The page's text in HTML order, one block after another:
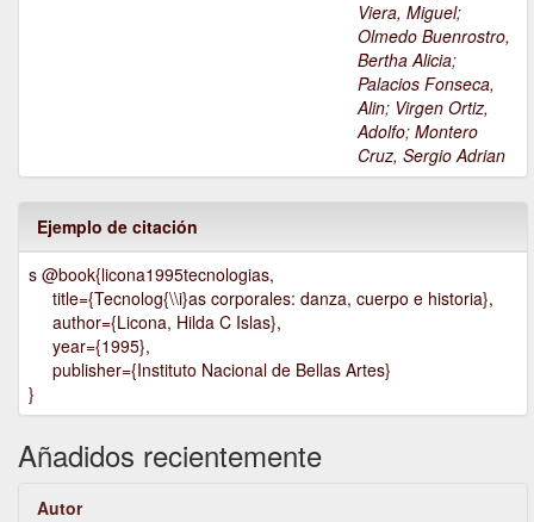
Viera, Miguel;
Olmedo Buenrostro,
Bertha Alicia;
Palacios Fonseca,
Alin; Virgen Ortiz,
Adolfo; Montero
Cruz, Sergio Adrian
Ejemplo de citación
s @book{licona1995tecnologias,
title={Tecnolog{\\i}as corporales: danza, cuerpo e historia},
author={Licona, Hilda C Islas},
year={1995},
publisher={Instituto Nacional de Bellas Artes}
}
Añadidos recientemente
Autor